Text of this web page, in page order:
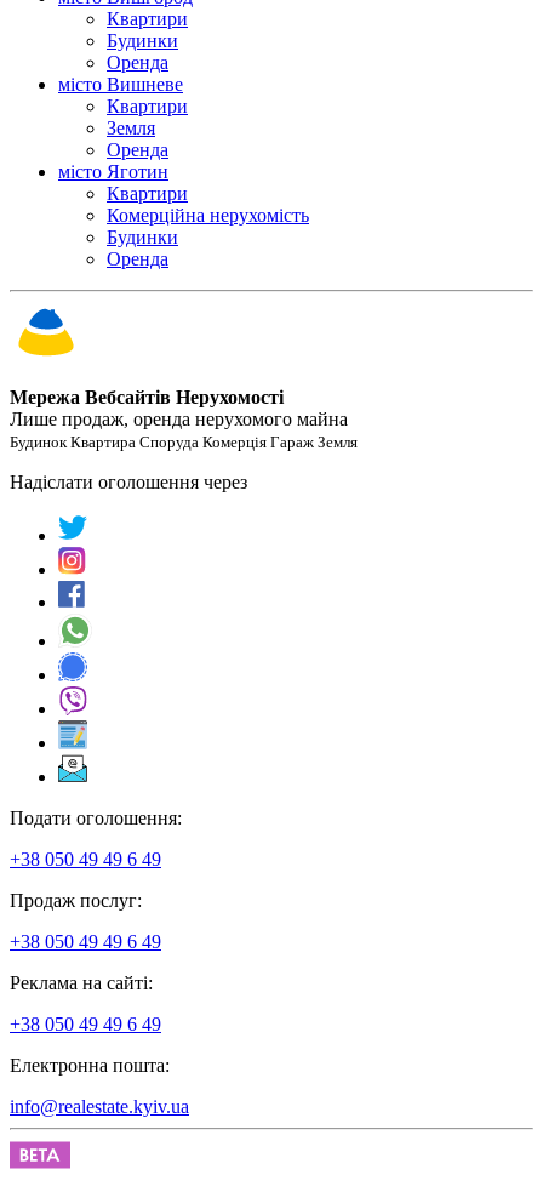
Квартири
Будинки
Оренда
місто Вишневе
Квартири
Земля
Оренда
місто Яготин
Квартири
Комерційна нерухомість
Будинки
Оренда
Мережа Вебсайтів Нерухомості
Лише продаж, оренда нерухомого майна
Будинок Квартира Споруда Комерція Гараж Земля
Надіслати оголошення через
Подати оголошення:
+38 050 49 49 6 49
Продаж послуг:
+38 050 49 49 6 49
Реклама на сайті:
+38 050 49 49 6 49
Електронна пошта:
info@realestate.kyiv.ua